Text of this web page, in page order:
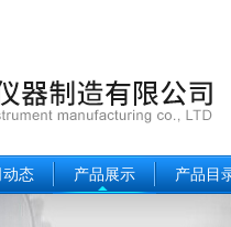
动态 产品展示 产品目